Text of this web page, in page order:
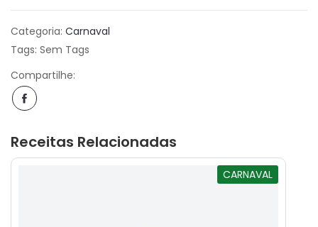
Categoria: Carnaval
Tags: Sem Tags
Compartilhe:
Receitas Relacionadas
CARNAVAL